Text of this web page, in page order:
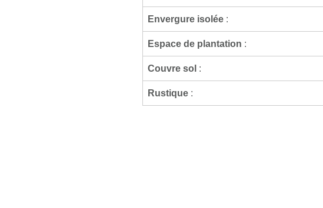
Envergure isolée :
Espace de plantation :
Couvre sol :
Rustique :